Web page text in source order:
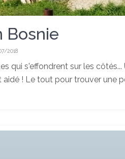
Bosnie
2018
qui s'effondrent sur les
aidé ! Le tout pour trouver une